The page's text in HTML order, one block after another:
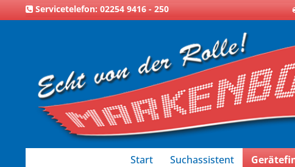
Servicetelefon: 02254 9416 - 250
Start Suchassistent